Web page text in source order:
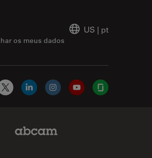
os meus dados
US | pt
X LinkedInInstagramYouTubeGlassdoor